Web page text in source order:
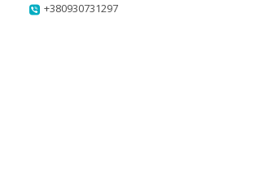
+380930731297